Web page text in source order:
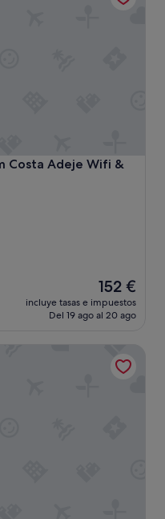
Costa Adeje Wifi &
Adeje Wifi & pool
El
precio
actual
152 €
152 €
incluye tasas e impuestos
Del 19 ago al 20 ago